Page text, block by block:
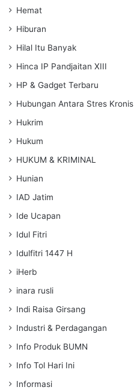
Hemat
Hiburan
Hilal Itu Banyak
Hinca IP Pandjaitan XIII
HP & Gadget Terbaru
Hubungan Antara Stres Kronis
Hukrim
Hukum
HUKUM & KRIMINAL
Hunian
IAD Jatim
Ide Ucapan
Idul Fitri
Idulfitri 1447 H
iHerb
inara rusli
Indi Raisa Girsang
Industri & Perdagangan
Info Produk BUMN
Info Tol Hari Ini
Informasi